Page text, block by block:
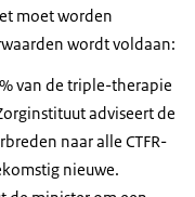
moet worden
wordt voldaan:
van de triple-therapie
adviseert de
naar alle CTFR-
nieuwe.